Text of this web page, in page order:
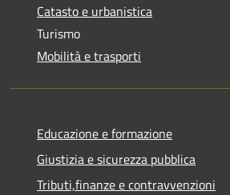
Catasto e urbanistica
Turismo
Mobilità e trasporti
Educazione e formazione
Giustizia e sicurezza pubblica
Tributi,finanze e contravvenzioni